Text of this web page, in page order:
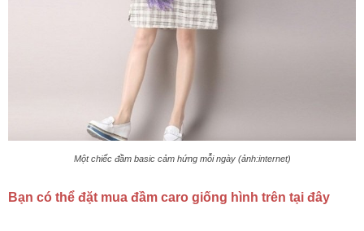
Một chiếc đầm basic cảm hứng mỗi ngày (ảnh:internet)
Bạn có thể đặt mua đầm caro giống hình trên tại đây